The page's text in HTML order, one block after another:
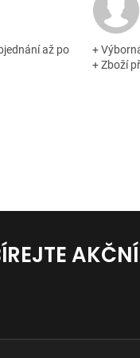
je 5 z 5 hvězdiček.
až po
+
+ Zboží